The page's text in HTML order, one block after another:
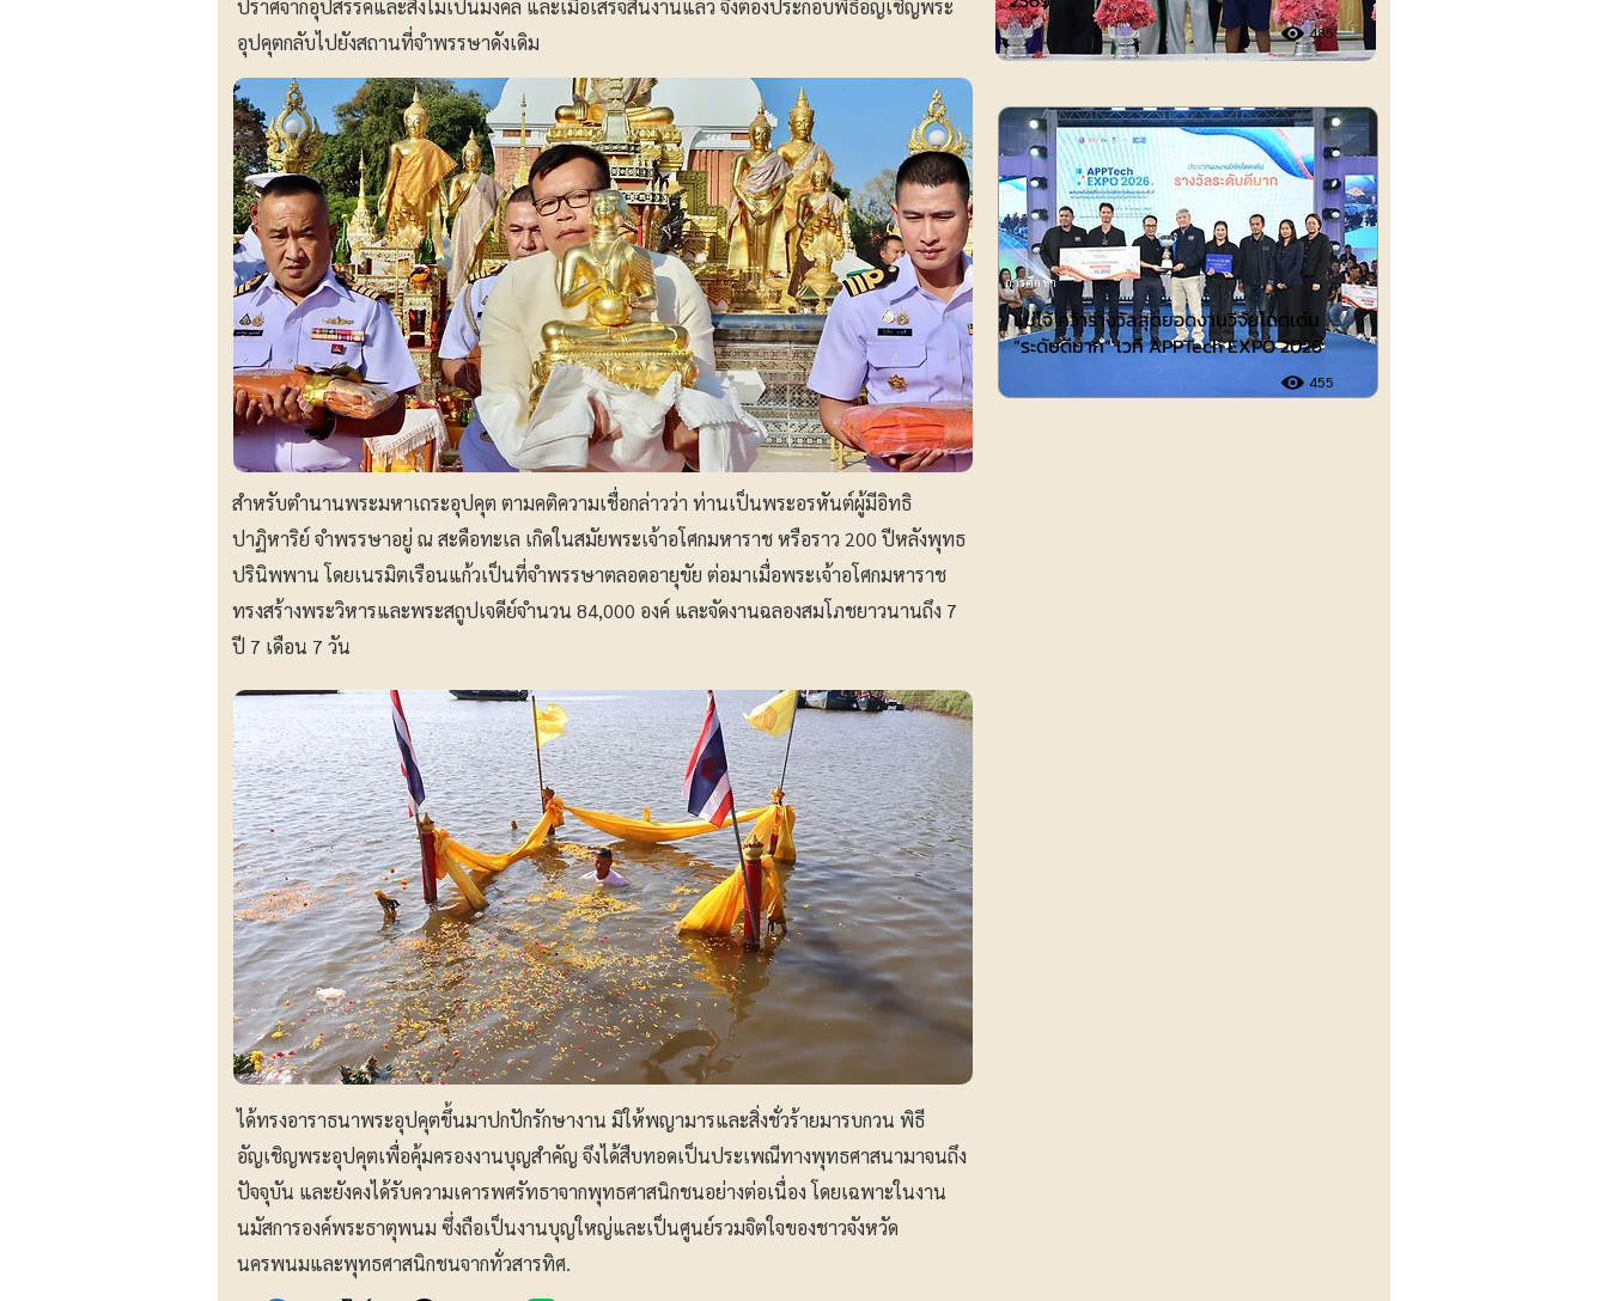
ปราศจากอุปสรรคและสิ่งไม่เป็นมงคล และเมื่อเสร็จสิ้นงานแล้ว จึงต้องประกอบพิธีอัญเชิญพระ
อุปคุตกลับไปยังสถานที่จำพรรษาดังเดิม
สำหรับตำนานพระมหาเถระอุปคุต ตามคติความเชื่อกล่าวว่า ท่านเป็นพระอรหันต์ผู้มีอิทธิ
ปาฏิหาริย์ จำพรรษาอยู่ ณ สะดือทะเล เกิดในสมัยพระเจ้าอโศกมหาราช หรือราว 200 ปีหลังพุทธ
ปรินิพพาน โดยเนรมิตเรือนแก้วเป็นที่จำพรรษาตลอดอายุขัย ต่อมาเมื่อพระเจ้าอโศกมหาราช
ทรงสร้างพระวิหารและพระสถูปเจดีย์จำนวน 84,000 องค์ และจัดงานฉลองสมโภชยาวนานถึง 7
ปี 7 เดือน 7 วัน
ได้ทรงอาราธนาพระอุปคุตขึ้นมาปกปักรักษางาน มิให้พญามารและสิ่งชั่วร้ายมารบกวน พิธี
อัญเชิญพระอุปคุตเพื่อคุ้มครองงานบุญสำคัญ จึงได้สืบทอดเป็นประเพณีทางพุทธศาสนามาจนถึง
ปัจจุบัน และยังคงได้รับความเคารพศรัทธาจากพุทธศาสนิกชนอย่างต่อเนื่อง โดยเฉพาะในงาน
นมัสการองค์พระธาตุพนม ซึ่งถือเป็นงานบุญใหญ่และเป็นศูนย์รวมจิตใจของชาวจังหวัด
นครพนมและพุทธศาสนิกชนจากทั่วสารทิศ.
485
การศึกษา
แม่โจ้ คว้ารางวัลสุดยอดงานวิจัยโดดเด่น
“ระดับดีมาก” เวที APPTech EXPO 2026
455